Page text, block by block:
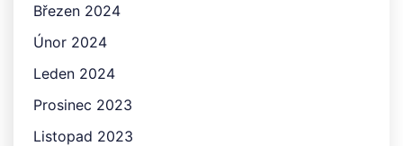
Březen 2024
Únor 2024
Leden 2024
Prosinec 2023
Listopad 2023